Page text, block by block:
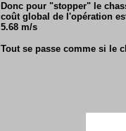
Donc pour "stopper" le
coût global de l'opération
5.68 m/s
Tout se passe comme si le